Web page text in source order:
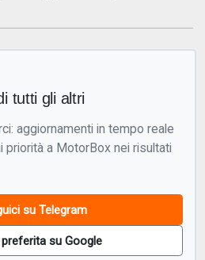
tutti gli altri
aggiornamenti in tempo reale
priorità a MotorBox nei risultati
su Telegram
su Google